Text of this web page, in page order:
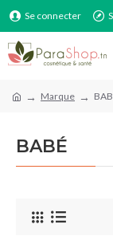
Se connecter
Marque
BABÉ